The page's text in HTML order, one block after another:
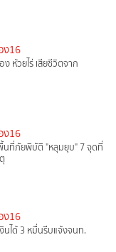
ง16
ห้วยไร่ เสียชีวิตจาก
ง16
นที่ภัยพิบัติ "หลุมยุบ" 7 จุดที่
ง16
นได้ 3 หมื่นรีบแจ้งจนท.